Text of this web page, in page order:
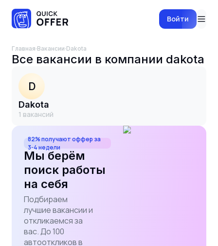
Войти
Главная·Вакансии· dakota
Все вакансии в компании dakota
D
dakota
1 вакансий
82% получают оффер за
3-4 недели
Мы берём
поиск работы
на себя
Подбираем
лучшие вакансии и
откликаемся за
вас. До 100
автооткликов в